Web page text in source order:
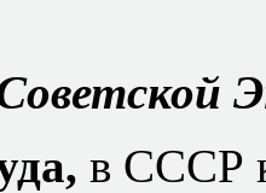
в СССР